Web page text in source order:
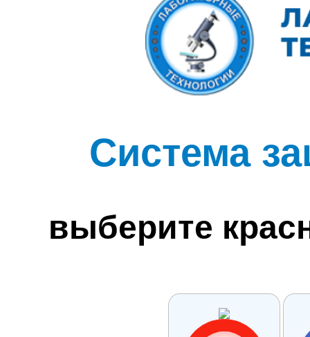
Система
выберите